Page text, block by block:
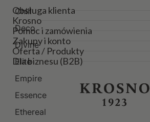
Chill
Deco
Divine
Elite
Empire
Essence
Ethereal
Obsługa klienta
Krosno
Pomoc i zamówienia
Zakupy i konto
Oferta / Produkty
Dla biznesu (B2B)